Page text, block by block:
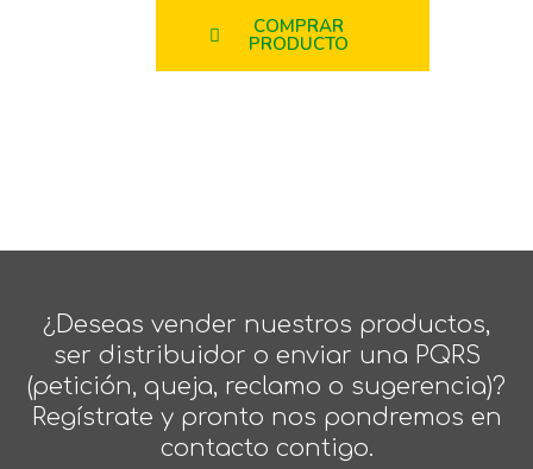
COMPRAR
PRODUCTO
¿Deseas vender nuestros productos,
ser distribuidor o enviar una PQRS
(petición, queja, reclamo o sugerencia)?
Regístrate y pronto nos pondremos en
contacto contigo.